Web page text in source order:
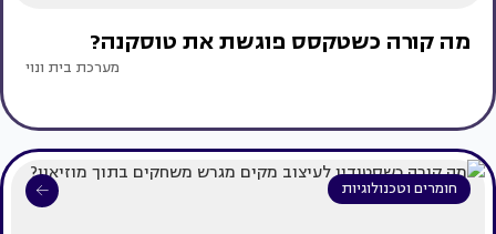
מה קורה כשטקסס פוגשת את טוסקנה?
מערכת בית ונוי
חומרים וטכנולוגיות